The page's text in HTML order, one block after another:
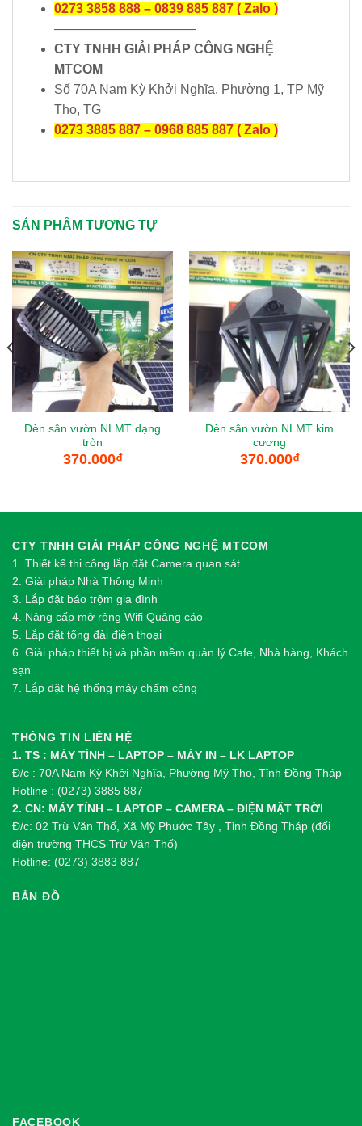
0273 3858 888 – 0839 885 887 ( Zalo )
———————————
CTY TNHH GIẢI PHÁP CÔNG NGHỆ
MTCOM
Số 70A Nam Kỳ Khởi Nghĩa, Phường 1, TP Mỹ
Tho, TG
0273 3885 887 – 0968 885 887 ( Zalo )
SẢN PHẨM TƯƠNG TỰ
Đèn sân vườn NLMT dạng
tròn
370.000₫
Đèn sân vườn NLMT kim
cương
370.000₫
CTY TNHH GIẢI PHÁP CÔNG NGHỆ MTCOM
1. Thiết kế thi công lắp đặt Camera quan sát
2. Giải pháp Nhà Thông Minh
3. Lắp đặt báo trộm gia đình
4. Nâng cấp mở rộng Wifi Quảng cáo
5. Lắp đặt tổng đài điện thoại
6. Giải pháp thiết bị và phần mềm quản lý Cafe, Nhà hàng, Khách
sạn
7. Lắp đặt hệ thống máy chấm công
THÔNG TIN LIÊN HỆ
1. TS : MÁY TÍNH – LAPTOP – MÁY IN – LK LAPTOP
Đ/c : 70A Nam Kỳ Khởi Nghĩa, Phường Mỹ Tho, Tỉnh Đồng Tháp
Hotline : (0273) 3885 887
2. CN: MÁY TÍNH – LAPTOP – CAMERA – ĐIỆN MẶT TRỜI
Đ/c: 02 Trừ Văn Thố, Xã Mỹ Phước Tây , Tỉnh Đồng Tháp (đối
diện trường THCS Trừ Văn Thố)
Hotline: (0273) 3883 887
BẢN ĐỒ
FACEBOOK